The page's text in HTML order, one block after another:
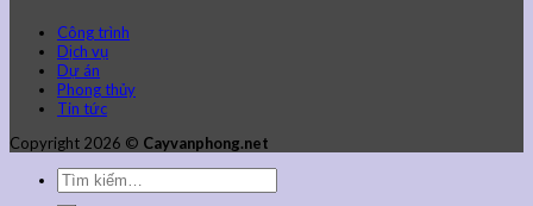
Công trình
Dịch vụ
Dự án
Phong thủy
Tin tức
Copyright 2026 © Cayvanphong.net